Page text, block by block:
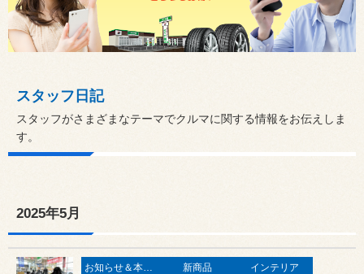
スタッフ日記
スタッフがさまざまなテーマでクルマに関する情報をお伝えしま
す。
2025年5月
お知らせ＆本日の出来事 新商品
インテリア